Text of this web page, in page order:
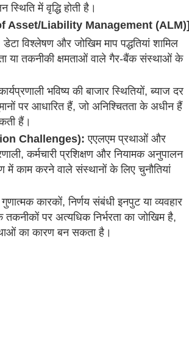
में वृद्धि होती है।
of Asset/Liability Management (ALM)]
विश्लेषण और जोखिम माप पद्धतियां शामिल
या तकनीकी क्षमताओं वाले गैर-बैंक संस्थाओं के
भविष्य की बाजार स्थितियों, ब्याज दर
पर आधारित हैं, जो अनिश्चितता के अधीन हैं
हैं।
Challenges): एएलएम प्रथाओं और
कर्मचारी प्रशिक्षण और नियामक अनुपालन
में काम करने वाले संस्थानों के लिए चुनौतियां
गुणात्मक कारकों, निर्णय संबंधी इनपुट या व्यवहार
पर अत्यधिक निर्भरता का जोखिम है,
का कारण बन सकता है।